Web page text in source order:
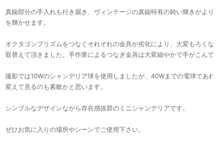
真鍮部分の手入れも行き届き、ヴィンテージの真鍮特有の鈍い輝きがより
を輝かせます。
オクタゴンプリズムをつなぐそれぞれの金具が劣化により、大変もろくな
取替えて頂きました。手作業によるつなぎ金具は大変細やかで手がこんで
撮影では10Wのシャンデリア球を使用しましたが、40Wまでの電球であれ
変えて見るのも素敵かと思います。
シンプルなデザインながら存在感抜群のミニシャンデリアです。
ぜひお気に入りの場所やシーンでご使用下さい。